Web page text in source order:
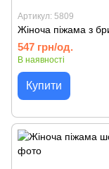
Артикул: 5809
Жіноча піжама з
547 грн/од.
В наявності
Купити